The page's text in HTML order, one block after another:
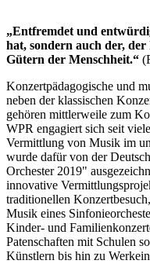
„Entfremdet und
hat, sondern auch der,
Gütern der Menschheit.“
Konzertpädagogische und
neben der klassischen
gehören mittlerweile zum
WPR engagiert sich seit
Vermittlung von Musik im
wurde dafür von der
Orchester 2019"
innovative
traditionellen
Musik eines
Kinder- und
Patenschaften mit Schulen
Künstlern bis hin zu